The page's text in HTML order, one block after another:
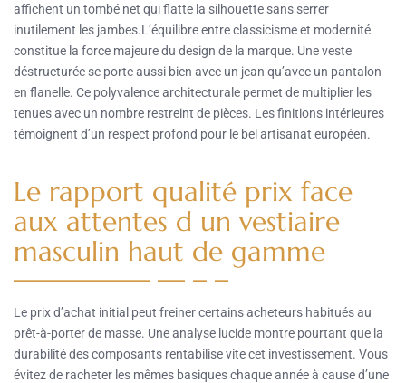
affichent un tombé net qui flatte la silhouette sans serrer
inutilement les jambes.L’équilibre entre classicisme et modernité
constitue la force majeure du design de la marque. Une veste
déstructurée se porte aussi bien avec un jean qu’avec un pantalon
en flanelle. Ce polyvalence architecturale permet de multiplier les
tenues avec un nombre restreint de pièces. Les finitions intérieures
témoignent d’un respect profond pour le bel artisanat européen.
Le rapport qualité prix face
aux attentes d un vestiaire
masculin haut de gamme
Le prix d’achat initial peut freiner certains acheteurs habitués au
prêt-à-porter de masse. Une analyse lucide montre pourtant que la
durabilité des composants rentabilise vite cet investissement. Vous
évitez de racheter les mêmes basiques chaque année à cause d’une